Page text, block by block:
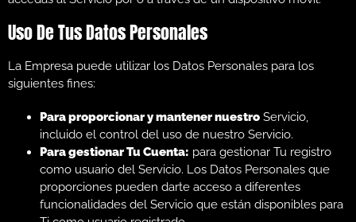
Uso De Tus Datos Personales
La Empresa puede utilizar los Datos Personales para los
siguientes fines:
Para proporcionar y mantener nuestro Servicio,
incluido el control del uso de nuestro Servicio.
Para gestionar Tu Cuenta: para gestionar Tu registro
como usuario del Servicio. Los Datos Personales que
proporciones pueden darte acceso a diferentes
funcionalidades del Servicio que están disponibles para